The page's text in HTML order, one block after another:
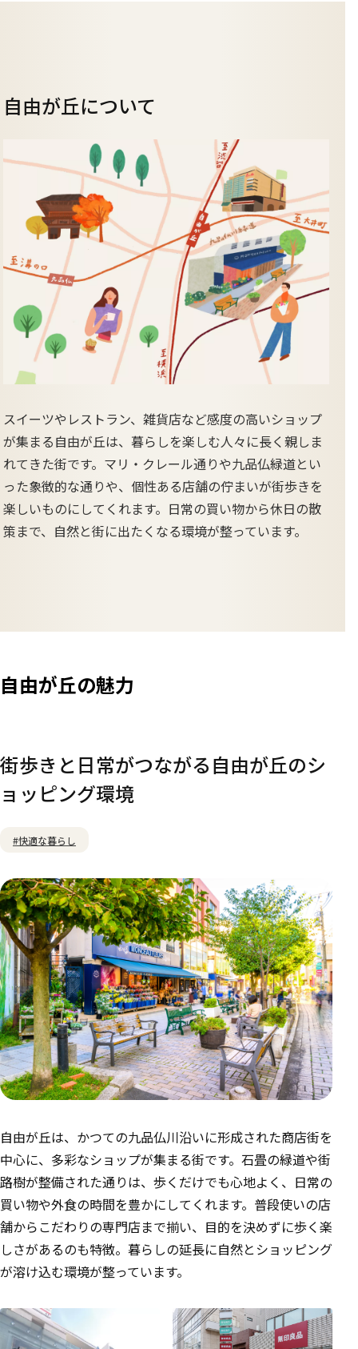
自由が丘について
スイーツやレストラン、雑貨店など感度の高いショップ
が集まる自由が丘は、暮らしを楽しむ人々に長く親しま
れてきた街です。マリ・クレール通りや九品仏緑道とい
った象徴的な通りや、個性ある店舗の佇まいが街歩きを
楽しいものにしてくれます。日常の買い物から休日の散
策まで、自然と街に出たくなる環境が整っています。
自由が丘の魅力
街歩きと日常がつながる自由が丘のシ
ョッピング環境
自由が丘は、かつての九品仏川沿いに形成された商店街を
中心に、多彩なショップが集まる街です。石畳の緑道や街
路樹が整備された通りは、歩くだけでも心地よく、日常の
買い物や外食の時間を豊かにしてくれます。普段使いの店
舗からこだわりの専門店まで揃い、目的を決めずに歩く楽
しさがあるのも特徴。暮らしの延長に自然とショッピング
が溶け込む環境が整っています。
#快適な暮らし